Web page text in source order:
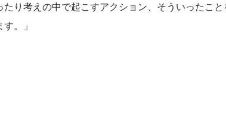
り考えの中で起こすアクション、そういったこ
。」